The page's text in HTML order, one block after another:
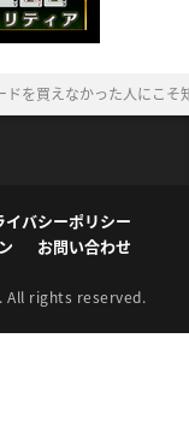
ドを買えなかった人にこ
イバシーポリシー
お問い合わせ
All rights reserved.